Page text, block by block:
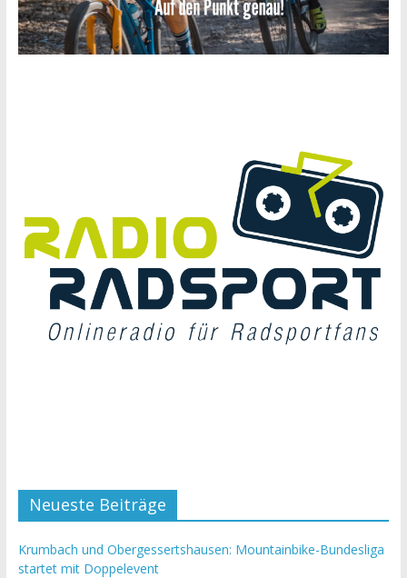
Neueste Beiträge
Krumbach und Obergessertshausen: Mountainbike-Bundesliga
startet mit Doppelevent